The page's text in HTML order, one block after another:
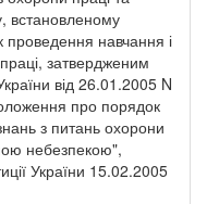
встановленому
навчання і
затвердженим
від 26.01.2005 N
про порядок
з питань охорони
небезпекою",
України 15.02.2005